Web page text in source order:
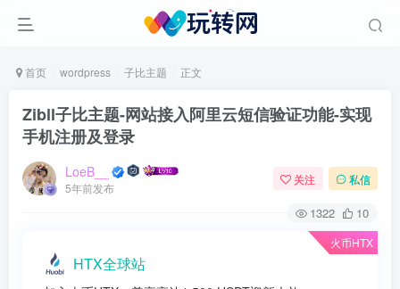
首页 wordpress 子比主题 正文
Zibll子比主题-网站接入阿里云短信验证功能-实现
手机注册及登录
LoeB__
5年前发布
关注 私信
1322 10
火币HTX
HTX全球站